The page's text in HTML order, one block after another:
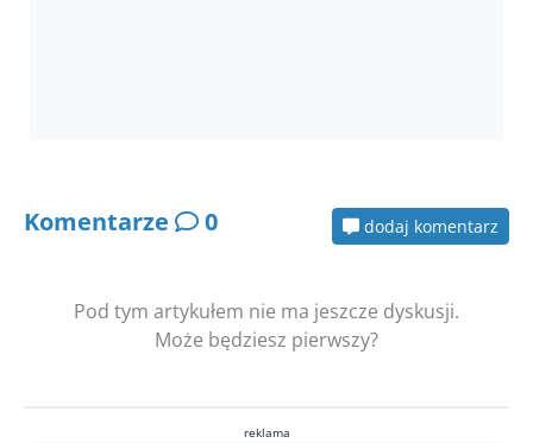
Komentarze 0 dodaj komentarz
Pod tym artykułem nie ma jeszcze dyskusji.
Może będziesz pierwszy?
reklama